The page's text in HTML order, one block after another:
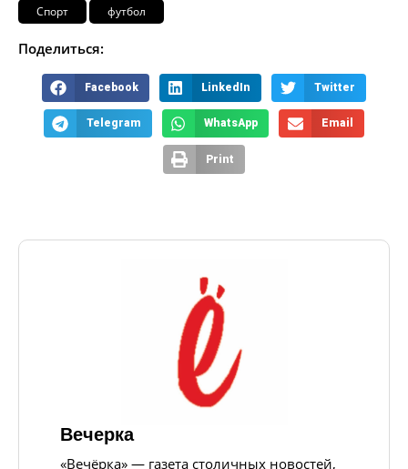
Спорт футбол
Поделиться:
Facebook LinkedIn Twitter
Telegram WhatsApp Email
Print
Вечерка
«Вечёрка» — газета столичных новостей,